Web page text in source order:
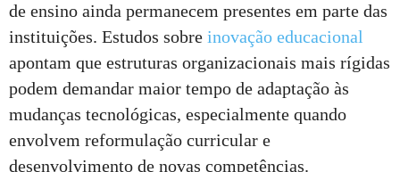
de ensino ainda permanecem presentes em parte das
instituições. Estudos sobre inovação educacional
apontam que estruturas organizacionais mais rígidas
podem demandar maior tempo de adaptação às
mudanças tecnológicas, especialmente quando
envolvem reformulação curricular e
desenvolvimento de novas competências.